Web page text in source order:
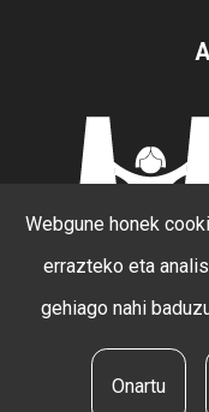
© 2026 Beldur
Webgune honek
errazteko eta
gehiago nahi
Onartu